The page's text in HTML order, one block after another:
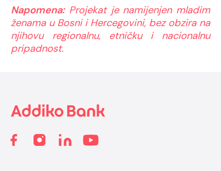
Napomena: Projekat je namijenjen mladim
ženama u Bosni i Hercegovini, bez obzira na
njihovu regionalnu, etničku i nacionalnu
pripadnost.